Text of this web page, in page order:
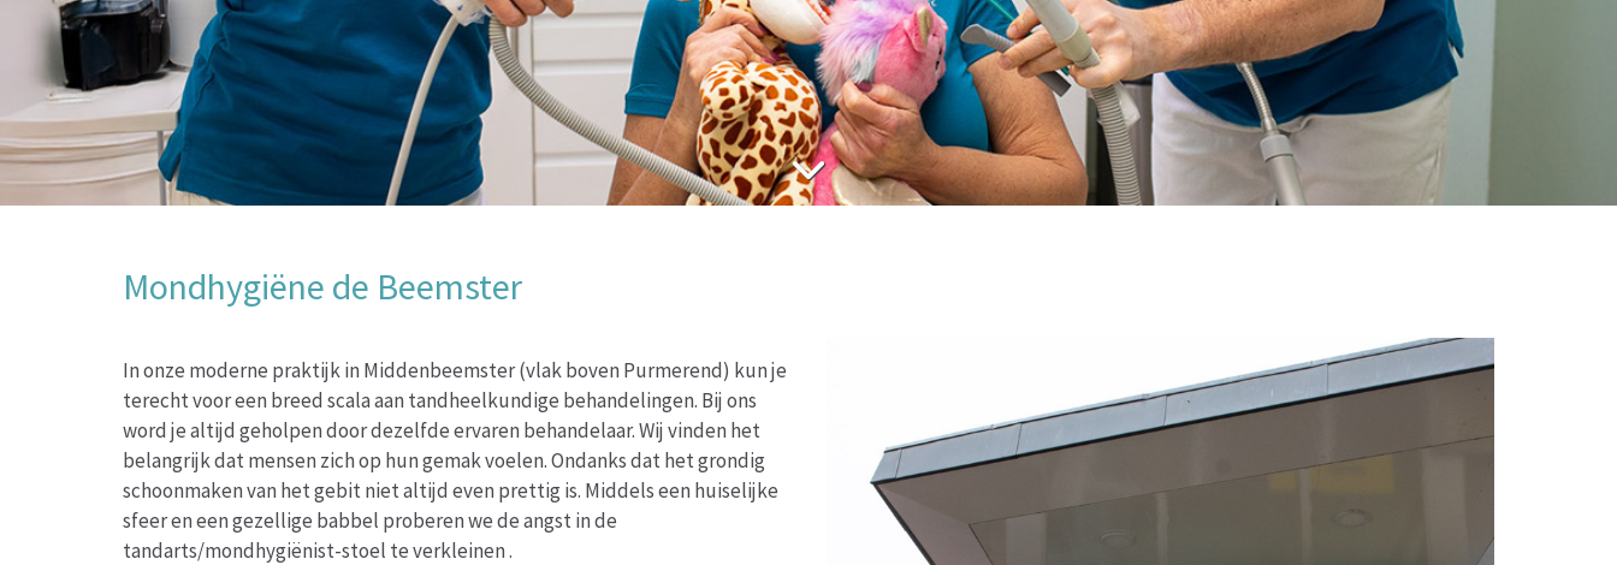
Mondhygiëne de Beemster
In onze moderne praktijk in Middenbeemster (vlak boven Purmerend) kun je
terecht voor een breed scala aan tandheelkundige behandelingen. Bij ons
word je altijd geholpen door dezelfde ervaren behandelaar. Wij vinden het
belangrijk dat mensen zich op hun gemak voelen. Ondanks dat het grondig
schoonmaken van het gebit niet altijd even prettig is. Middels een huiselijke
sfeer en een gezellige babbel proberen we de angst in de
tandarts/mondhygiënist-stoel te verkleinen .